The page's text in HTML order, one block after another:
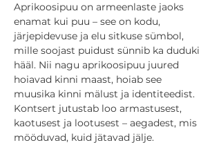
Aprikoosipuu on armeenlaste jaoks
enamat kui puu – see on kodu,
järjepidevuse ja elu sitkuse sümbol,
mille soojast puidust sünnib ka duduki
hääl. Nii nagu aprikoosipuu juured
hoiavad kinni maast, hoiab see
muusika kinni mälust ja identiteedist.
Kontsert jutustab loo armastusest,
kaotusest ja lootusest – aegadest, mis
mööduvad, kuid jätavad jälje.